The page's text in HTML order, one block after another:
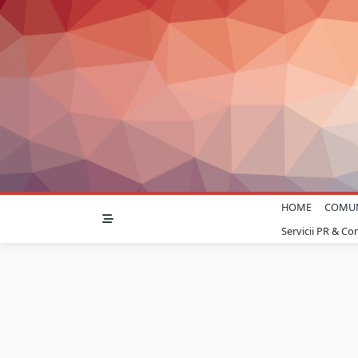
Skip
to
content
HOME
Servicii PR &